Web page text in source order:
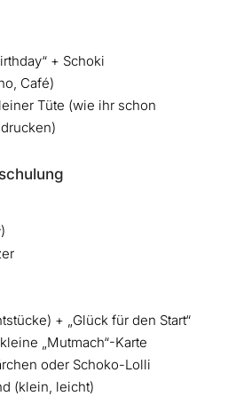
+ Schoki
Café)
Tüte (wie ihr schon
+ „Glück für den Start“
„Mutmach“-Karte
oder Schoko-Lolli
(klein, leicht)